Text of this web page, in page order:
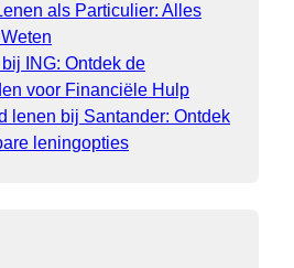
als Particulier: Alles
ING: Ontdek de
voor Financiële Hulp
lenen bij Santander: Ontdek
leningopties